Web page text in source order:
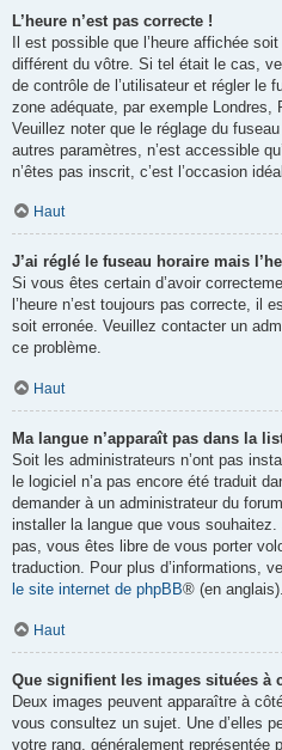
L’heure n’est pas correcte !
Il est possible que l’heure affichée
différent du vôtre. Si tel était le cas,
de contrôle de l’utilisateur et régler le
zone adéquate, par exemple Londres,
Veuillez noter que le réglage du
autres paramètres, n’est accessible
n’êtes pas inscrit, c’est l’occasion
Haut
J’ai réglé le fuseau horaire mais
Si vous êtes certain d’avoir
l’heure n’est toujours pas correcte, il
soit erronée. Veuillez contacter un
ce problème.
Haut
Ma langue n’apparaît pas dans la
Soit les administrateurs n’ont pas
le logiciel n’a pas encore été traduit
demander à un administrateur du
installer la langue que vous
pas, vous êtes libre de vous porter
traduction. Pour plus d’informations,
le site internet de phpBB® (en anglais).
Haut
Que signifient les images situées à
Deux images peuvent apparaître à
vous consultez un sujet. Une d’elles
votre rang, généralement représentée